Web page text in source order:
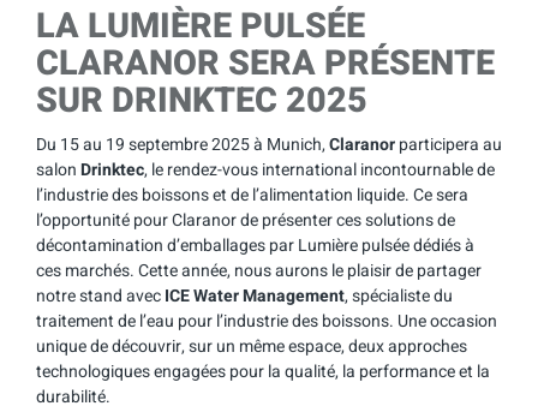
LA LUMIÈRE PULSÉE
CLARANOR SERA PRÉSENTE
SUR DRINKTEC 2025
Du 15 au 19 septembre 2025 à Munich,Claranorparticipera au
salonDrinktec, le rendez-vous international incontournable de
l’industrie des boissons et de l’alimentation liquide. Ce sera
l’opportunité pour Claranor de présenter ces solutions de
décontamination d’emballages par Lumière pulsée dédiés à
ces marchés. Cette année, nous aurons le plaisir de partager
notre stand avecICE Water Management, spécialiste du
traitement de l’eau pour l’industrie des boissons. Une occasion
unique de découvrir, sur un même espace, deux approches
technologiques engagées pour la qualité, la performance et la
durabilité.